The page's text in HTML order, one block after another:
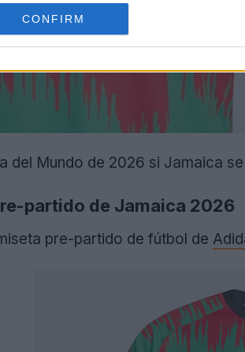
CONFIRM
del Mundo de 2026 si Jamaica
partido de Jamaica 2026
pre-partido de fútbol de